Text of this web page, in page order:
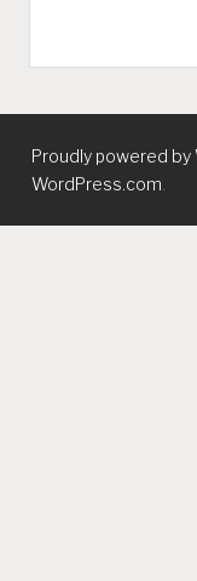
Proudly powered by
WordPress.com